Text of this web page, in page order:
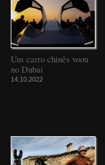
Um carro chinês voou
no Dubai
14.10.2022